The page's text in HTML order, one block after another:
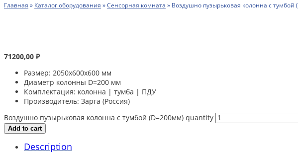
Главная » Каталог оборудования »Сенсорная комната » Воздушно пузырьковая колонна с тумбой
71200,00 ₽
Размер: 2050х600х600 мм
Диаметр колонны D=200 мм
Комплектация: колонна | тумба | ПДУ
Производитель: Зарга (Россия)
Воздушно пузырьковая колонна с тумбой (D=200мм) quantity
Add to cart
Description